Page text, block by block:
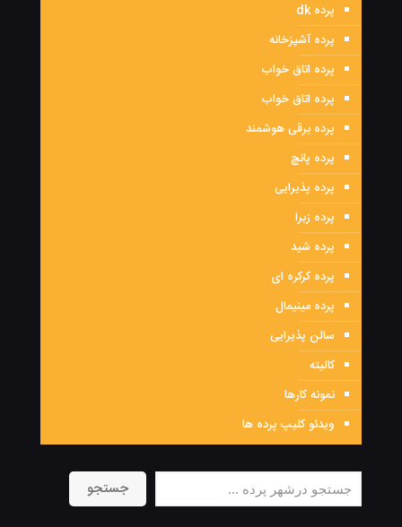
پرده dk
پرده آشپزخانه
پرده اتاق خواب
پرده اتاق خواب
پرده برقی هوشمند
پرده پانچ
پرده پذیرایی
پرده زبرا
پرده شید
پرده کرکره ای
پرده مینیمال
سالن پذیرایی
کالیته
نمونه کارها
ویدئو کلیپ پرده ها
جستجو جستجو